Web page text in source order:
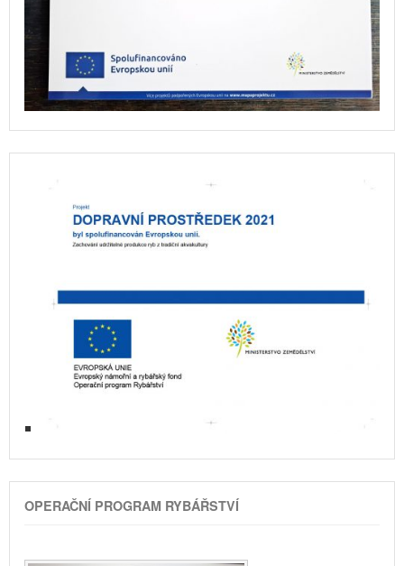
OPERAČNÍ PROGRAM RYBÁŘSTVÍ